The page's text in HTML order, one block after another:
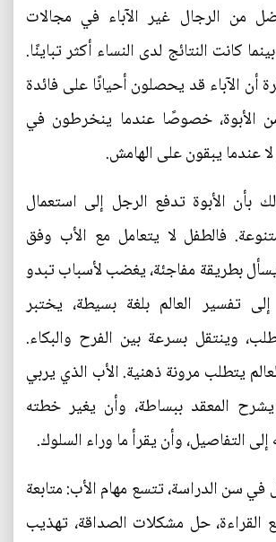
من الرجال غير الآباء في مجالات
كانت النتائج لدى النساء أكثر تباينًا.
أن الآباء قد يحصلون أحيانًا على فائدة
الأبوة، خصوصًا عندما ينخرطون في
لا عندما يبقون على الهامش.
بأن الأبوة تدفع الرجل إلى استعمال
فالطفل لا يتعامل مع الأب وفق
يسأل بطريقة مفاجئة، يغضب لأسباب تبدو
تفسير العالم بلغة بسيطة، يختبر
وينتقل بسرعة بين الفرح والبكاء.
يتطلب مرونة ذهنية. الأب الذي يربي
المعقد ببساطة، وأن يغير خطته
التفاصيل، وأن يقرأ ما وراء السلوك.
سن الدراسة، تتسع مهام الأب: متابعة
القراءة، حل مشكلات الصداقة، تهذيب